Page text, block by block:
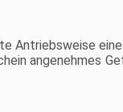
Antriebsweise
angenehmes